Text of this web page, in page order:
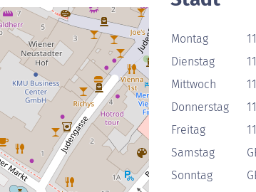
Montag
Dienstag
Mittwoch
Donnerstag
Freitag
Samstag
Sonntag